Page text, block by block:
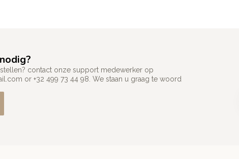
contact onze support medewerker op
or +32 499 73 44 98. We staan u graag te woord